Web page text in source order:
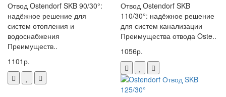
Отвод Ostendorf SKB 90/30°:
надёжное решение для
систем отопления и
водоснабжения
Преимуществ..
1101р.
Отвод Ostendorf SKB
110/30°: надёжное решение
для систем канализации
Преимущества отвода Oste..
1056р.